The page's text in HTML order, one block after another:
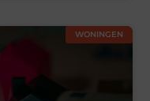
WONINGEN